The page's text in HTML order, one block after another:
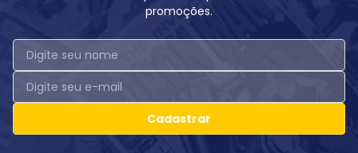
promoções.
Cadastrar